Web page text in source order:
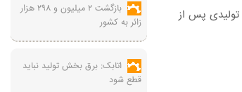
تولیدی پس از
بازگشت ۲ میلیون و ۲۹۸ هزار
زائر به کشور
اتابک: برق بخش تولید نباید
قطع شود